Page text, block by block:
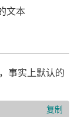
文本
事实上默认的
复制